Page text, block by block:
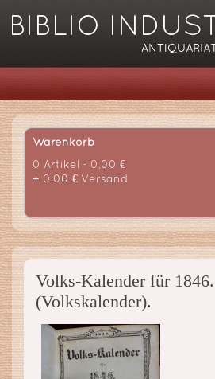
Warenkorb
0 Artikel - 0,00 €
+ 0,00 € Versand
Volks-Kalender für 1846.
(Volkskalender).